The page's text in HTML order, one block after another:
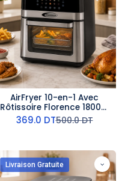
AirFryer 10-en-1 Avec
Rôtissoire Florence 1800W
- 12L
369.0 DT500.0DT
Livraison Gratuite